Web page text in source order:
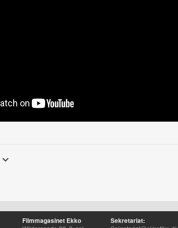
Filmmagasinet Ekko Sekretariat: